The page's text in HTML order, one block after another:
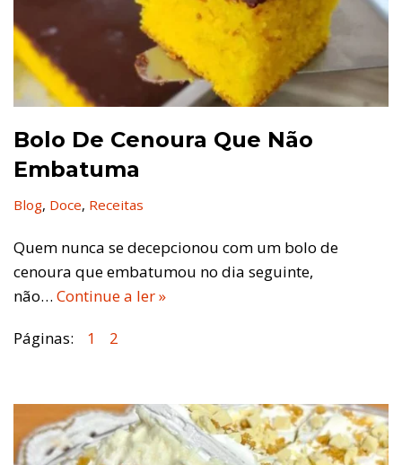
Bolo De Cenoura Que Não
Embatuma
Blog, Doce, Receitas
Quem nunca se decepcionou com um bolo de
cenoura que embatumou no dia seguinte,
não… Continue a ler »
Páginas: 1 2